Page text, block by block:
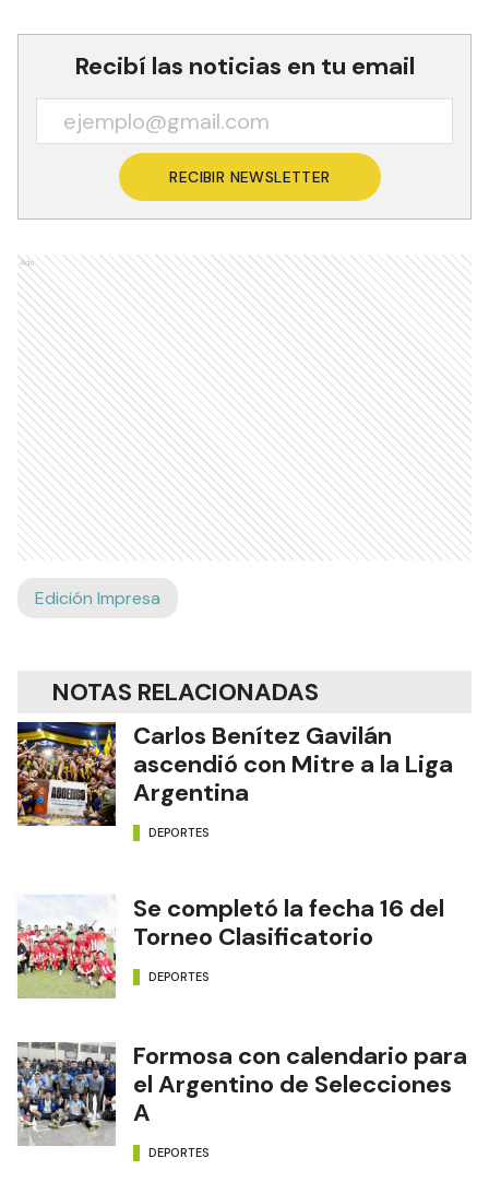
Recibí las noticias en tu email
RECIBIR NEWSLETTER
Ads
Edición Impresa
NOTAS RELACIONADAS
Carlos Benítez Gavilán
ascendió con Mitre a la Liga
Argentina
DEPORTES
Se completó la fecha 16 del
Torneo Clasificatorio
DEPORTES
Formosa con calendario para
el Argentino de Selecciones
A
DEPORTES